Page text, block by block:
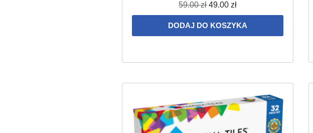
59.00zł 49.00zł
DODAJ DO KOSZYKA